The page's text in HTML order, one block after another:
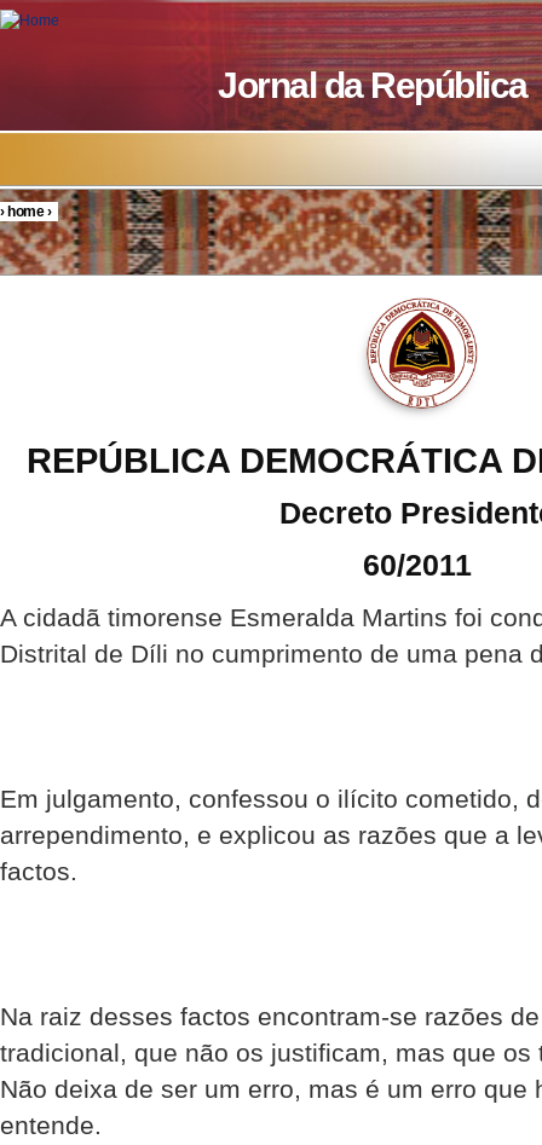
Skip to main content
Jornal da República
You are here
›home›
REPÚBLICA DEMOCRÁTICA
Decreto
60/2011
A cidadã timorense Esmeralda Martins foi
Distrital de Díli no cumprimento de uma pena
Em julgamento, confessou o ilícito cometido,
arrependimento, e explicou as razões que a
factos.
Na raiz desses factos encontram-se razões
tradicional, que não os justificam, mas que
Não deixa de ser um erro, mas é um erro que
entende.